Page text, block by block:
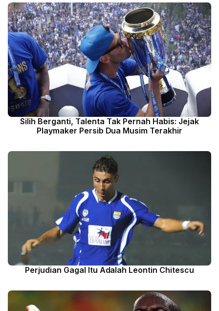
Silih Berganti, Talenta Tak Pernah Habis: Jejak
Playmaker Persib Dua Musim Terakhir
Perjudian Gagal Itu Adalah Leontin Chitescu